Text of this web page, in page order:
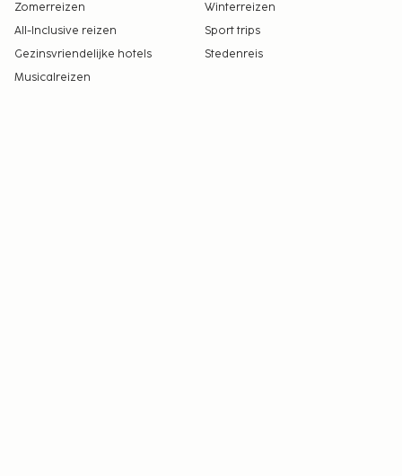
Zomerreizen
Winterreizen
All-Inclusive reizen
Sport trips
Gezinsvriendelijke hotels
Stedenreis
Musicalreizen